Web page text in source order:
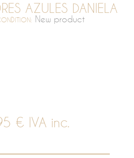
AZULES DANIELA
New product
€ IVA inc.